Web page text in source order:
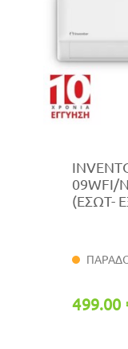
09WFI/
(ΕΣΩΤ-
499.00